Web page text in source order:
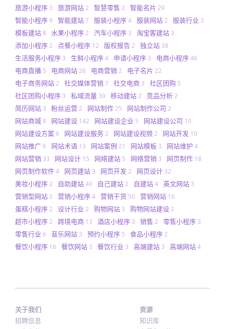
旅游小程序 3 旅游网站2 智慧零售 2 智能名片 29
智能小程序9 智能建站7 服装小程序4 服装网站2 服装行业 3
模板建站8 水果小程序2 汽车小程序 3 淘宝客建站 3
添加小程序2 点餐小程序 12 版权报告2 独立站 38
生活服务小程序 3 生鲜小程序4 申请小程序 3 电商小程序46
电商直播 5 电商网站26 电商营销 2 电子名片 22
电子商务网站2 社交媒体营销 7 社交电商 3 社区团购 5
社区团购小程序 3 私域流量 30 移动建站2 竞品分析2
简历网站 3 粉丝运营2 网站制作25 网站制作公司 2
网站商城8 网站建设 142 网站建设企业 5 网站建设公司 10
网站建设方案6 网站建设服务2 网站建设视频2 网站开发 10
网站推广6 网站术语 13 网站案例 21 网站模板 3 网站维护 4
网站营销 33 网站设计 15 网络建站 5 网络营销 3 网页制作 18
网页制作软件4 网页建站 3 网页开发 2 网页设计 32
美妆小程序2 自助建站40 自己建站2 自建站4 英文网站 3
营销型网站2 营销小程序4 营销干货 50 营销网站 16
蛋糕小程序2 设计行业 2 购物网站 3 购物网站建设2
超市小程序2 跨境电商 13 酒店小程序 3 销售 2 零售小程序 3
零售行业 6 音乐网站 3 预约小程序 5 食品小程序2
餐饮小程序 16 餐饮网站 3 餐饮行业 3 高端建站 3 高端网站4
关于我们
招聘信息
资源
知识库